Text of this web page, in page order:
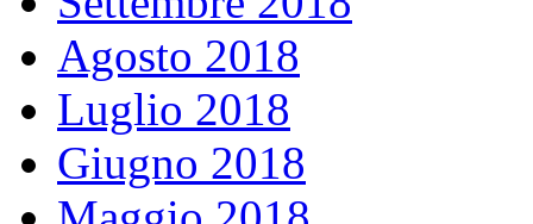
Agosto 2018
Luglio 2018
Giugno 2018